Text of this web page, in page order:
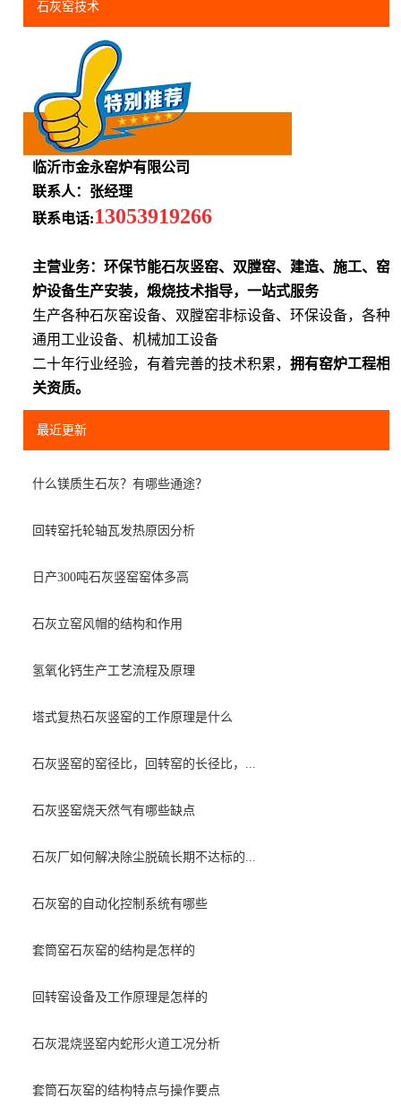
石灰窑技术
临沂市金永窑炉有限公司
联系人：张经理
联系电话:13053919266
主营业务：环保节能石灰竖窑、双膛窑、建造、施工、窑
炉设备生产安装，煅烧技术指导，一站式服务
生产各种石灰窑设备、双膛窑非标设备、环保设备，各种
通用工业设备、机械加工设备
二十年行业经验，有着完善的技术积累，拥有窑炉工程相
关资质。
最近更新
什么镁质生石灰？有哪些通途？
回转窑托轮轴瓦发热原因分析
日产300吨石灰竖窑窑体多高
石灰立窑风帽的结构和作用
氢氧化钙生产工艺流程及原理
塔式复热石灰竖窑的工作原理是什么
石灰竖窑的窑径比，回转窑的长径比，...
石灰竖窑烧天然气有哪些缺点
石灰厂如何解决除尘脱硫长期不达标的...
石灰窑的自动化控制系统有哪些
套筒窑石灰窑的结构是怎样的
回转窑设备及工作原理是怎样的
石灰混烧竖窑内蛇形火道工况分析
套筒石灰窑的结构特点与操作要点